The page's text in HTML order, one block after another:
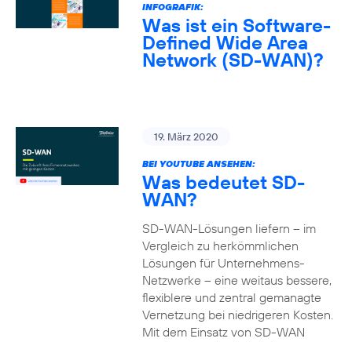
INFOGRAFIK:
Was ist ein Software-
Defined Wide Area
Network (SD-WAN)?
19. März 2020
BEI YOUTUBE ANSEHEN:
Was bedeutet SD-
WAN?
SD-WAN-Lösungen liefern – im
Vergleich zu herkömmlichen
Lösungen für Unternehmens-
Netzwerke – eine weitaus bessere,
flexiblere und zentral gemanagte
Vernetzung bei niedrigeren Kosten.
Mit dem Einsatz von SD-WAN